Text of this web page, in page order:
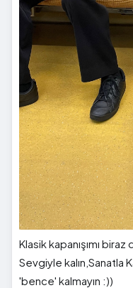
Klasik kapanışımı
Sevgiyle kalın,Sanatla
'bence' kalmayın :))